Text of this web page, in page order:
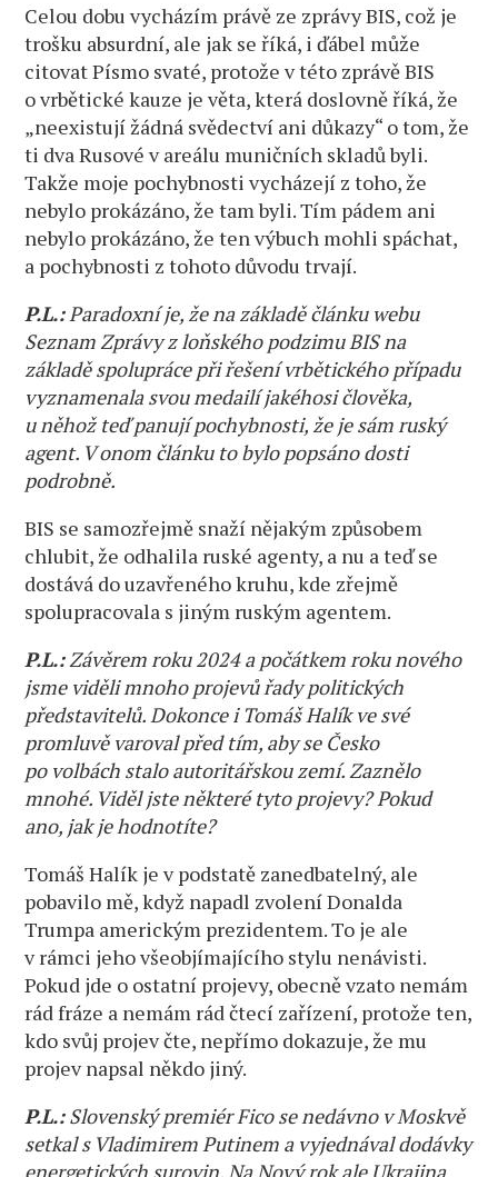
Celou dobu vycházím právě ze zprávy BIS, což je
trošku absurdní, ale jak se říká, i ďábel může
citovat Písmo svaté, protože v této zprávě BIS
o vrbětické kauze je věta, která doslovně říká, že
„neexistují žádná svědectví ani důkazy“ o tom, že
ti dva Rusové v areálu muničních skladů byli.
Takže moje pochybnosti vycházejí z toho, že
nebylo prokázáno, že tam byli. Tím pádem ani
nebylo prokázáno, že ten výbuch mohli spáchat,
a pochybnosti z tohoto důvodu trvají.
P.L.:Paradoxní je, že na základě článku webu
Seznam Zprávy z loňského podzimu BIS na
základě spolupráce při řešení vrbětického případu
vyznamenala svou medailí jakéhosi člověka,
u něhož teď panují pochybnosti, že je sám ruský
agent. V onom článku to bylo popsáno dosti
podrobně.
BIS se samozřejmě snaží nějakým způsobem
chlubit, že odhalila ruské agenty, a nu a teď se
dostává do uzavřeného kruhu, kde zřejmě
spolupracovala s jiným ruským agentem.
P.L.:Závěrem roku 2024 a počátkem roku nového
jsme viděli mnoho projevů řady politických
představitelů. Dokonce i Tomáš Halík ve své
promluvě varoval před tím, aby se Česko
po volbách stalo autoritářskou zemí. Zaznělo
mnohé. Viděl jste některé tyto projevy? Pokud
ano, jak je hodnotíte?
Tomáš Halík je v podstatě zanedbatelný, ale
pobavilo mě, když napadl zvolení Donalda
Trumpa americkým prezidentem. To je ale
v rámci jeho všeobjímajícího stylu nenávisti.
Pokud jde o ostatní projevy, obecně vzato nemám
rád fráze a nemám rád čtecí zařízení, protože ten,
kdo svůj projev čte, nepřímo dokazuje, že mu
projev napsal někdo jiný.
P.L.:Slovenský premiér Fico se nedávno v Moskvě
setkal s Vladimirem Putinem a vyjednával dodávky
energetických surovin. Na Nový rok ale Ukrajina